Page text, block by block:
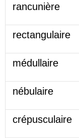
rancunière
rectangulaire
médullaire
nébulaire
crépusculaire